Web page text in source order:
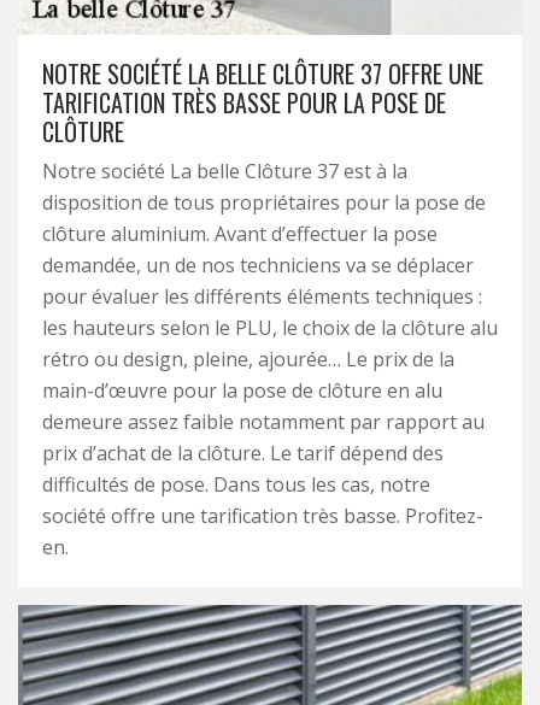
NOTRE SOCIÉTÉ LA BELLE CLÔTURE 37 OFFRE UNE
TARIFICATION TRÈS BASSE POUR LA POSE DE
CLÔTURE
Notre société La belle Clôture 37 est à la
disposition de tous propriétaires pour la pose de
clôture aluminium. Avant d’effectuer la pose
demandée, un de nos techniciens va se déplacer
pour évaluer les différents éléments techniques :
les hauteurs selon le PLU, le choix de la clôture alu
rétro ou design, pleine, ajourée… Le prix de la
main-d’œuvre pour la pose de clôture en alu
demeure assez faible notamment par rapport au
prix d’achat de la clôture. Le tarif dépend des
difficultés de pose. Dans tous les cas, notre
société offre une tarification très basse. Profitez-
en.